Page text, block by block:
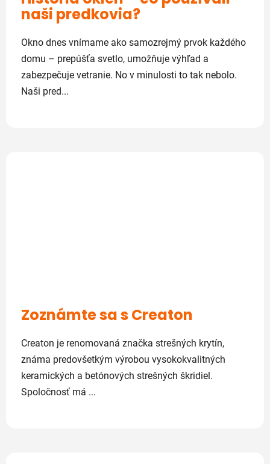
naši predkovia?
Okno dnes vnímame ako samozrejmý prvok každého
domu – prepúšťa svetlo, umožňuje výhľad a
zabezpečuje vetranie. No v minulosti to tak nebolo.
Naši pred...
Zoznámte sa s Creaton
Creaton je renomovaná značka strešných krytín,
známa predovšetkým výrobou vysokokvalitných
keramických a betónových strešných škridiel.
Spoločnosť má ...